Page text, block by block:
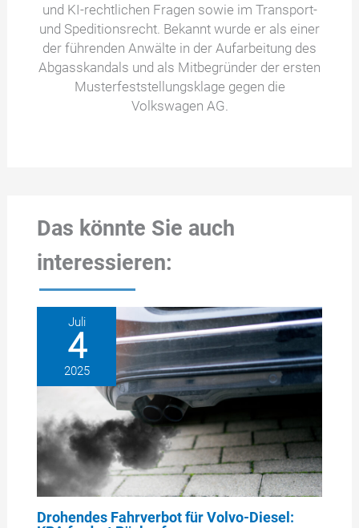
und KI-rechtlichen Fragen sowie im Transport-
und Speditionsrecht. Bekannt wurde er als einer
der führenden Anwälte in der Aufarbeitung des
Abgasskandals und als Mitbegründer der ersten
Musterfeststellungsklage gegen die
Volkswagen AG.
Das könnte Sie auch
interessieren:
Juli
4
2025
Drohendes Fahrverbot für Volvo-Diesel: